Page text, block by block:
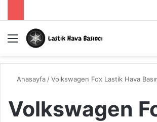
Menü
Anasayfa /Volkswagen Fox Lastik Hava
Volkswagen